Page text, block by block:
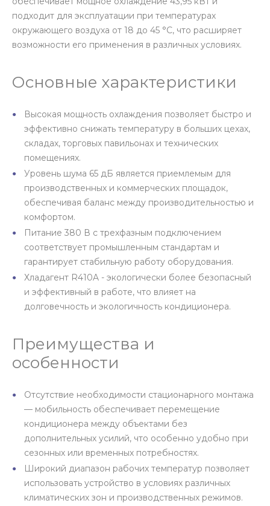
подходит для эксплуатации при температурах
окружающего воздуха от 18 до 45 °C, что расширяет
возможности его применения в различных условиях.
Основные характеристики
Высокая мощность охлаждения позволяет быстро и
эффективно снижать температуру в больших цехах,
складах, торговых павильонах и технических
помещениях.
Уровень шума 65 дБ является приемлемым для
производственных и коммерческих площадок,
обеспечивая баланс между производительностью и
комфортом.
Питание 380 В с трехфазным подключением
соответствует промышленным стандартам и
гарантирует стабильную работу оборудования.
Хладагент R410A - экологически более безопасный
и эффективный в работе, что влияет на
долговечность и экологичность кондиционера.
Преимущества и
особенности
Отсутствие необходимости стационарного монтажа
— мобильность обеспечивает перемещение
кондиционера между объектами без
дополнительных усилий, что особенно удобно при
сезонных или временных потребностях.
Широкий диапазон рабочих температур позволяет
использовать устройство в условиях различных
климатических зон и производственных режимов.